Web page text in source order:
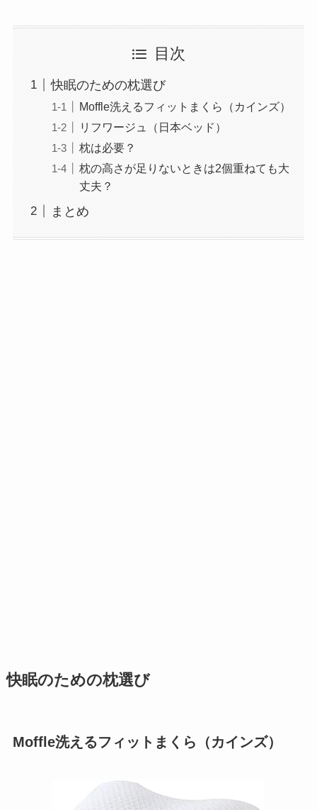
目次
快眠のための枕選び
Moffle洗えるフィットまくら（カインズ）
リフワージュ（日本ベッド）
枕は必要？
枕の高さが足りないときは2個重ねても大
丈夫？
まとめ
快眠のための枕選び
Moffle洗えるフィットまくら（カインズ）